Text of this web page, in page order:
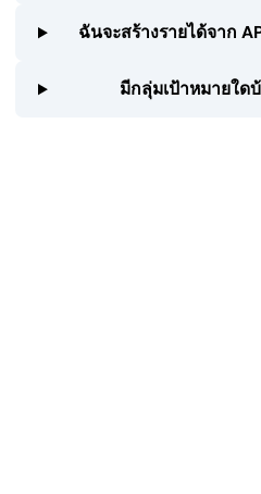
ฉันจะสร้างรายได้จาก
มีกลุ่มเป้าหมายใด